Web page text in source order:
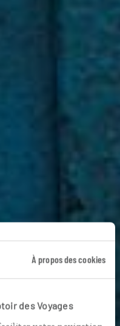
À propos des cookies
des Voyages